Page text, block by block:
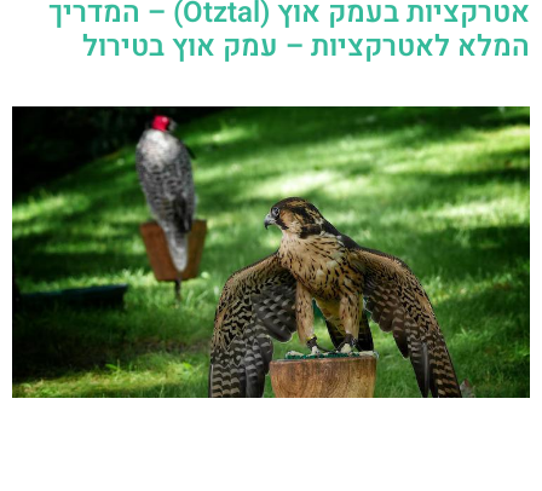
אטרקציות בעמק אוץ (Ötztal) – המדריך
המלא לאטרקציות – עמק אוץ בטירול